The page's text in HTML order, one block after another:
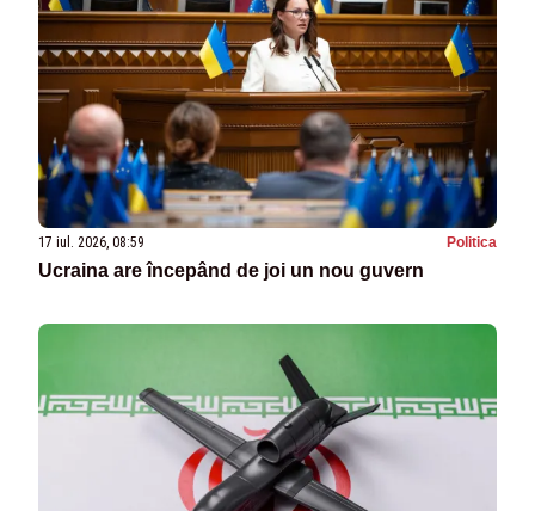
17 iul. 2026, 08:59 Politica
Ucraina are începând de joi un nou guvern